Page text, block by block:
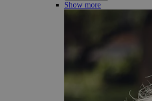
Show more